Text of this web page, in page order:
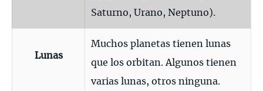
Saturno, Urano, Neptuno).
Lunas
Muchos planetas tienen lunas
que los orbitan. Algunos tienen
varias lunas, otros ninguna.